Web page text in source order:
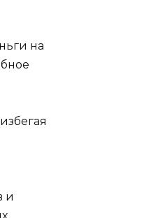
на
и